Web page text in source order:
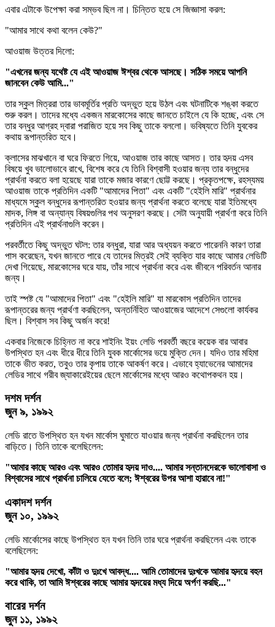
এবার এটাকে উপেক্ষা করা সম্ভব ছিল না। চিন্তিত হয়ে সে জিজ্ঞাসা করল:
"আমার সাথে কথা বলেন কেউ?"
আওয়াজ উত্তর দিলো:
"এখনের জন্য যথেষ্ট যে এই আওয়াজ ঈশ্বর থেকে আসছে। সঠিক সময়ে আপনি
জানবেন কেউ আমি..."
তার স্কুল মিত্ররা তার ভাবমূর্তির প্রতি অদ্ভুত হয়ে উঠল এবং ঘটনাটিকে শঙ্কা করতে
শুরু করল। তাদের মধ্যে একজন মারকোসের কাছে জানতে চাইলে যে কি হচ্ছে, এবং সে
তার বন্ধুর আগ্রহ দ্বারা পরাজিত হয়ে সব কিছু তাকে বললো। ভবিষ্যতে তিনি যুবকের
কথায় রূপান্তরিত হবে।
ক্লাসের মাঝখানে বা ঘরে ফিরতে গিয়ে, আওয়াজ তার কাছে আসত। তার হৃদয় এসব
বিষয়ে খুব ভালোভাবে রাখে, বিশেষ করে যে তিনি বিশ্বাসী হওয়ার জন্য তার বন্ধুদের
প্রার্থনা করতে বলা হয়েছে যারা তাকে মজার কারণে ছোট্ট করছে। প্রকৃতপক্ষে, রহস্যময়
আওয়াজ তাকে প্রতিদিন একটি "আমাদের পিতা" এবং একটি "হেইলি মারি" প্রার্থনার
মাধ্যমে স্কুল বন্ধুদের রূপান্তরিত হওয়ার জন্য প্রার্থনা করতে বলেছে যারা ইতিমধ্যে
মাদক, লিঙ্গ বা অন্যান্য বিষয়গুলির পথ অনুসরণ করছে। সেটা অনুযায়ী প্রার্থণা করে তিনি
প্রতিদিন এই প্রার্থনাগুলি করেন।
পরবর্তীতে কিছু অদ্ভুত ঘটল: তার বন্ধুরা, যারা আর অধ্যয়ন করতে পারেননি কারণ তারা
পাস করেছেন, যখন জানতে পারে যে তাদের মিত্রই সেই ব্যক্তি যার কাছে আমার লেডিটি
দেখা গিয়েছে, মারকোসের ঘরে যায়, তাঁর সাথে প্রার্থনা করে এবং জীবনে পরিবর্তন আনার
জন্য।
তাই স্পষ্ট যে "আমাদের পিতা" এবং "হেইলি মারি" যা মারকোস প্রতিদিন তাদের
রূপান্তরের জন্য প্রার্থণা করছিলেন, অন্তর্নিহিত আওয়াজের আদেশে সেগুলো কার্যকর
ছিল। বিশ্বাস সব কিছু অর্জন করে!
একবার নিজেকে চিহ্নিত না করে শাইনিং ইয়ং লেডি পরবর্তী বছরে কয়েক বার আবার
উপস্থিত হন এবং ধীরে ধীরে তিনি যুবক মার্কোসের ভয়ে মুক্তি দেন। যদিও তার মহিমা
তাকে ভীত করত, তবুও তার কৃপায় তাকে আকর্ষণ করে। এভাবে হ্যাভেনের আমাদের
লেডির সাথে গরীব জ্যাকারেইয়ের ছেলে মার্কোসের মধ্যে আরও কথোপকথন হয়।
দশম দর্শন
জুন ৯, ১৯৯২
লেডি রাতে উপস্থিত হন যখন মার্কোস ঘুমাতে যাওয়ার জন্য প্রার্থনা করছিলেন তার
বাড়িতে। তিনি তাকে বলেছিলেন:
"আমার কাছে আরও এবং আরও তোমার হৃদয় দাও.... আমার সন্তানদেরকে ভালোবাসা ও
বিশ্বাসের সাথে প্রার্থনা চালিয়ে যেতে বলে; ঈশ্বরের উপর আশা হারাবে না!"
একাদশ দর্শন
জুন ১০, ১৯৯২
লেডি মার্কোসের কাছে উপস্থিত হন যখন তিনি তার ঘরে প্রার্থনা করছিলেন এবং তাকে
বলেছিলেন:
"আমার হৃদয় দেখো, কাঁটা ও দুঃখে আবদ্ধ.... আমি তোমাদের দুঃখকে আমার হৃদয়ে বহন
করে থাকি, তা আমি ঈশ্বরের কাছে আমার হৃদয়ের মধ্য দিয়ে অর্পণ করছি..."
বারের দর্শন
জুন ১১, ১৯৯২